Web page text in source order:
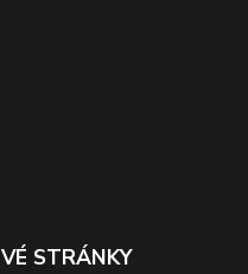
STRÁNKY